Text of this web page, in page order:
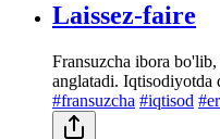
Laissez-faire
Fransuzcha ibora
anglatadi. Iqtisodiyotda
#fransuzcha #iqtisod